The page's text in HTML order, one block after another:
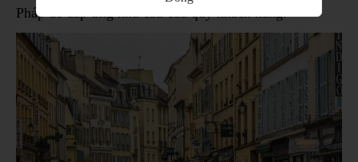
Pháp để đáp ứng nhu cầu của quý khách hàng.